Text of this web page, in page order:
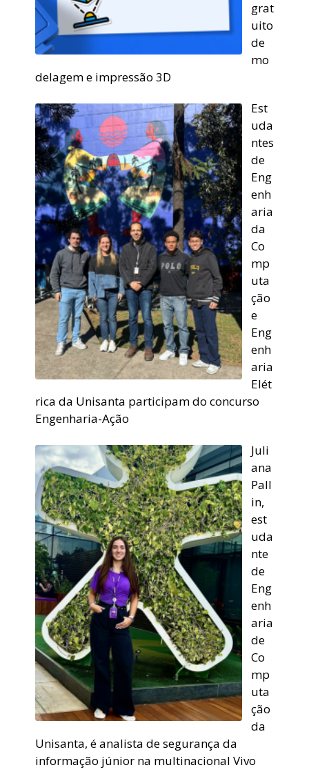
grat
uito
de
mo
delagem e impressão 3D
Est
uda
ntes
de
Eng
enh
aria
da
Co
mp
uta
ção
e
Eng
enh
aria
Elét
rica da Unisanta participam do concurso
Engenharia-Ação
Juli
ana
Pall
in,
est
uda
nte
de
Eng
enh
aria
de
Co
mp
uta
ção
da
Unisanta, é analista de segurança da
informação júnior na multinacional Vivo